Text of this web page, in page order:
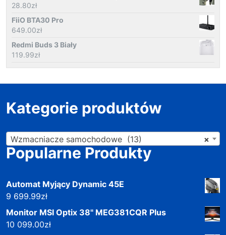
28.80zł
FiiO BTA30 Pro
649.00zł
Redmi Buds 3 Biały
119.99zł
Kategorie produktów
×
Wzmacniacze samochodowe (13)
Popularne Produkty
Automat Myjący Dynamic 45E
9 699.99zł
Monitor MSI Optix 38" MEG381CQR Plus
10 099.00zł